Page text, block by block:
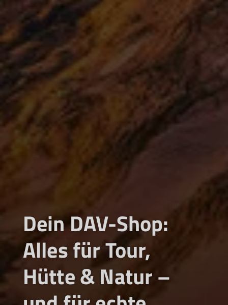
Dein DAV-Shop:
Alles für Tour,
Hütte & Natur –